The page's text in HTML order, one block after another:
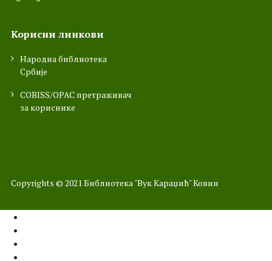
Корисни линкови
Народна библиотека
Србије
COBISS/OPAC претраживач
за кориснике
Copyrights © 2021 Библиотекa "Вук Караџић" Ковин